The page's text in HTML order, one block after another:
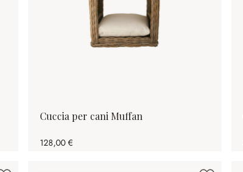
Cuccia per cani Muffan
128,00 €